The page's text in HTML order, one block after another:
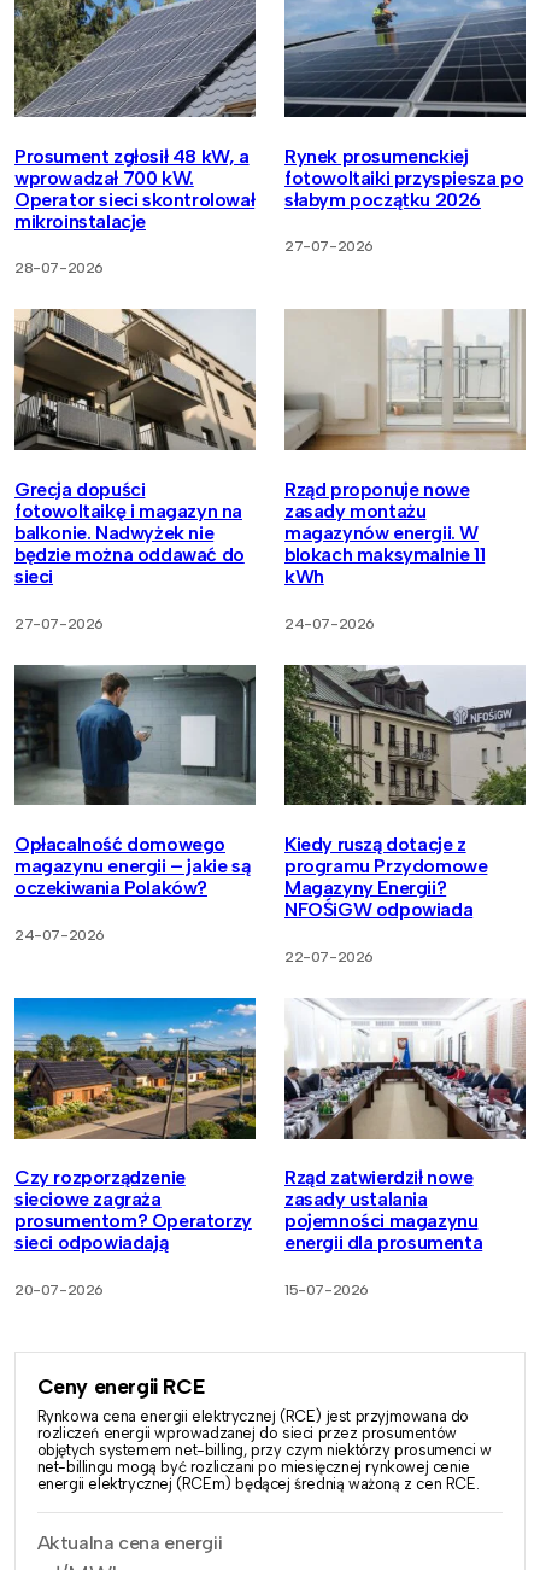
Prosument zgłosił 48 kW, a
wprowadzał 700 kW.
Operator sieci skontrolował
mikroinstalacje
28-07-2026
Rynek prosumenckiej
fotowoltaiki przyspiesza po
słabym początku 2026
27-07-2026
Grecja dopuści
fotowoltaikę i magazyn na
balkonie. Nadwyżek nie
będzie można oddawać do
sieci
27-07-2026
Rząd proponuje nowe
zasady montażu
magazynów energii. W
blokach maksymalnie 11
kWh
24-07-2026
Opłacalność domowego
magazynu energii – jakie są
oczekiwania Polaków?
24-07-2026
Kiedy ruszą dotacje z
programu Przydomowe
Magazyny Energii?
NFOŚiGW odpowiada
22-07-2026
Czy rozporządzenie
sieciowe zagraża
prosumentom? Operatorzy
sieci odpowiadają
20-07-2026
Rząd zatwierdził nowe
zasady ustalania
pojemności magazynu
energii dla prosumenta
15-07-2026
Ceny energii RCE
Rynkowa cena energii elektrycznej (RCE) jest przyjmowana do
rozliczeń energii wprowadzanej do sieci przez prosumentów
objętych systemem net-billing, przy czym niektórzy prosumenci w
net-billingu mogą być rozliczani po miesięcznej rynkowej cenie
energii elektrycznej (RCEm) będącej średnią ważoną z cen RCE.
Aktualna cena energii